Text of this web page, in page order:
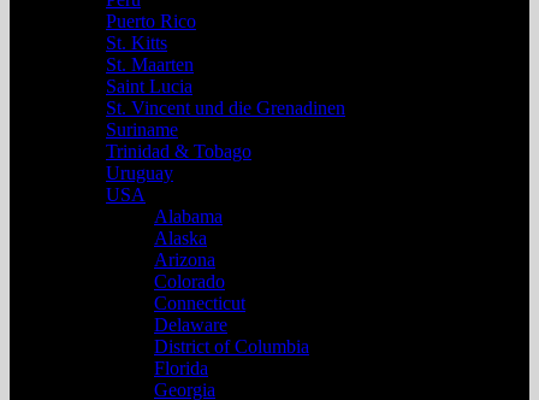
Puerto Rico
St. Kitts
St. Maarten
Saint Lucia
St. Vincent und die Grenadinen
Suriname
Trinidad & Tobago
Uruguay
USA
Alabama
Alaska
Arizona
Colorado
Connecticut
Delaware
District of Columbia
Florida
Georgia